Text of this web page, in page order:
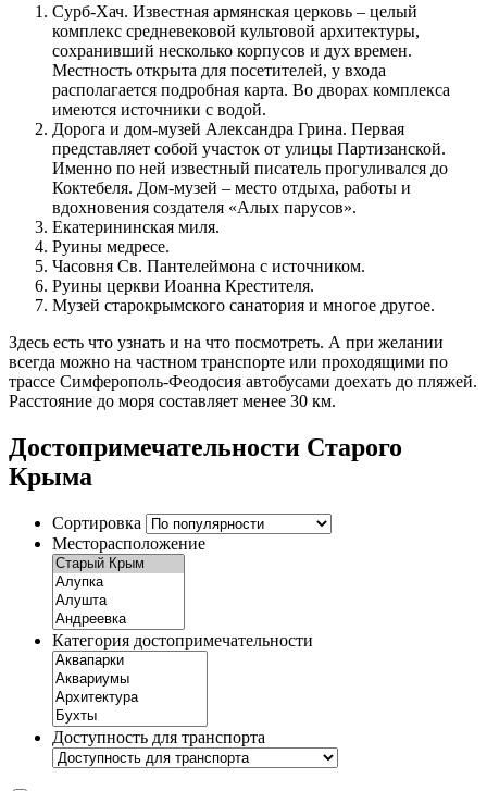
Сурб-Хач. Известная армянская церковь – целый
комплекс средневековой культовой архитектуры,
сохранивший несколько корпусов и дух времен.
Местность открыта для посетителей, у входа
располагается подробная карта. Во дворах комплекса
имеются источники с водой.
Дорога и дом-музей Александра Грина. Первая
представляет собой участок от улицы Партизанской.
Именно по ней известный писатель прогуливался до
Коктебеля. Дом-музей – место отдыха, работы и
вдохновения создателя «Алых парусов».
Екатерининская миля.
Руины медресе.
Часовня Св. Пантелеймона с источником.
Руины церкви Иоанна Крестителя.
Музей старокрымского санатория и многое другое.
Здесь есть что узнать и на что посмотреть. А при желании
всегда можно на частном транспорте или проходящими по
трассе Симферополь-Феодосия автобусами доехать до пляжей.
Расстояние до моря составляет менее 30 км.
Достопримечательности Старого
Крыма
Сортировка
Месторасположение
Категория достопримечательности
Доступность для транспорта